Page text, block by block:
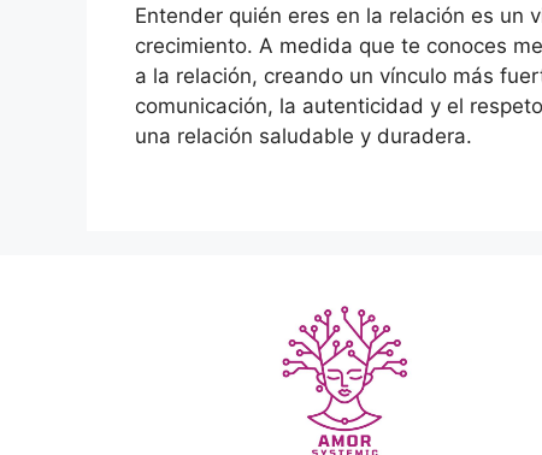
Entender quién eres en la relación es un
crecimiento. A medida que te conoces
a la relación, creando un vínculo más
comunicación, la autenticidad y el
una relación saludable y duradera.